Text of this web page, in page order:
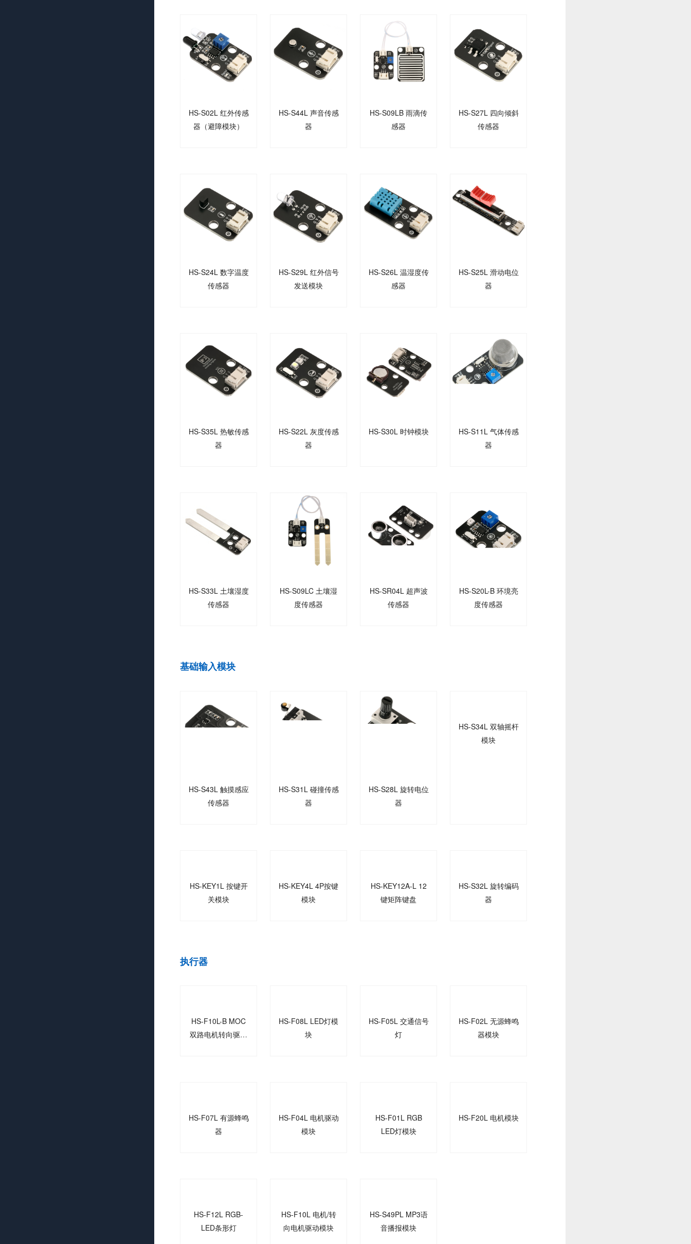
HS-S02L 红外传感
器（避障模块）
HS-S44L 声音传感
器
HS-S09LB 雨滴传
感器
HS-S27L 四向倾斜
传感器
HS-S24L 数字温度
传感器
HS-S29L 红外信号
发送模块
HS-S26L 温湿度传
感器
HS-S25L 滑动电位
器
HS-S35L 热敏传感
器
HS-S22L 灰度传感
器
HS-S30L 时钟模块
HS-S11L 气体传感
器
HS-S33L 土壤湿度
传感器
HS-S09LC 土壤湿
度传感器
HS-SR04L 超声波
传感器
HS-S20L-B 环境亮
度传感器
基础输入模块
HS-S43L 触摸感应
传感器
HS-S31L 碰撞传感
器
HS-S28L 旋转电位
器
HS-S34L 双轴摇杆
模块
HS-KEY1L 按键开
关模块
HS-KEY4L 4P按键
模块
HS-KEY12A-L 12
键矩阵键盘
HS-S32L 旋转编码
器
执行器
HS-F10L-B MOC
双路电机转向驱动
HS-F08L LED灯模
块
HS-F05L 交通信号
灯
HS-F02L 无源蜂鸣
器模块
HS-F07L 有源蜂鸣
器
HS-F04L 电机驱动
模块
HS-F01L RGB
LED灯模块
HS-F20L 电机模块
HS-F12L RGB-
LED条形灯
HS-F10L 电机/转
向电机驱动模块
HS-S49PL MP3语
音播报模块